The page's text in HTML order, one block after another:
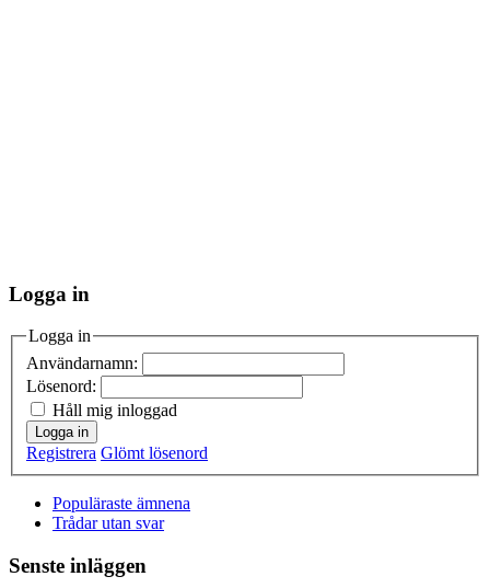
Logga in
Logga in
Användarnamn:
Lösenord:
Håll mig inloggad
Logga in
Registrera Glömt lösenord
Populäraste ämnena
Trådar utan svar
Senste inläggen